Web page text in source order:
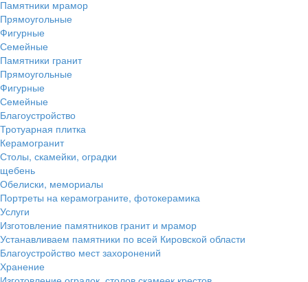
Памятники мрамор
Прямоугольные
Фигурные
Семейные
Памятники гранит
Прямоугольные
Фигурные
Семейные
Благоустройство
Тротуарная плитка
Керамогранит
Столы, скамейки, оградки
щебень
Обелиски, мемориалы
Портреты на керамограните, фотокерамика
Услуги
Изготовление памятников гранит и мрамор
Устанавливаем памятники по всей Кировской области
Благоустройство мест захоронений
Хранение